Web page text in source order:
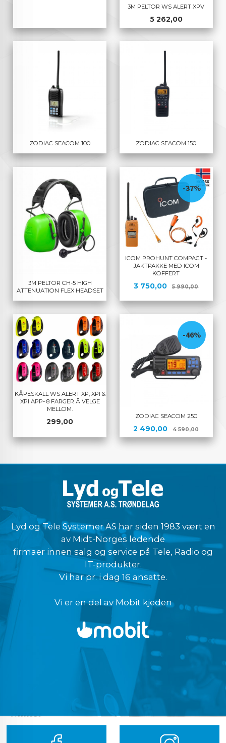
3M PELTOR WS ALERT XPV
Pris
5 262,00
ZODIAC SEACOM 100 ZODIAC SEACOM 150
3M PELTOR CH-5 HIGH
ATTENUATION FLEX HEADSET
ICOM PROHUNT COMPACT -
JAKTPAKKE MED ICOM
KOFFERT
Tilbud
3 750,00 5 990,00Rabatt
-37%
KÅPESKALL WS ALERT XP, XPI &
XPI APP- 8 FARGER Å VELGE
MELLOM.
Pris
299,00
ZODIAC SEACOM 250
Tilbud
2 490,00 4 590,00Rabatt
-46%
Lyd og Tele Systemer AS har siden 1983 vært en
av Midt-Norges ledende
firmaer innen salg og service på Tele, Radio og
IT-produkter.
Vi har pr. i dag 16 ansatte.
Vi er en del av Mobit kjeden